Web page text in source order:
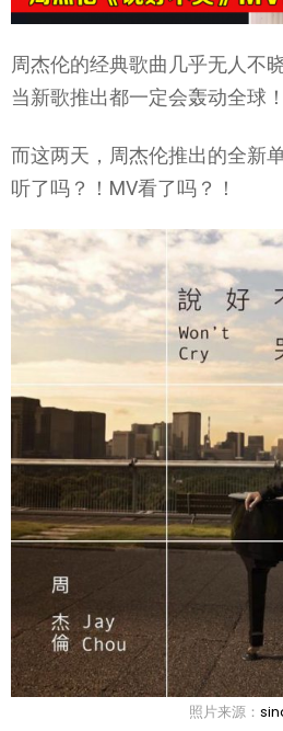
周杰伦的经典歌曲几乎无人不
当新歌推出都一定会轰动全球！
而这两天，周杰伦推出的全新
听了吗？！MV看了吗？！
照片来源：